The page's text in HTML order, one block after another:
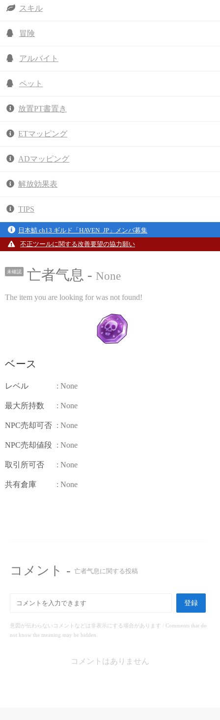
スキル
冒険
アルバイト
ペット
放置PT書置き
ETマッピング
ADマッピング
解放効果表
TIPS
日本鯖 ch13 ギルド「HAVEN_JP」メンバ募集
不正ツールに関する改善要望の協力願い
未確認 亡者气息 - None
The item you are looking for was not found!
ベース
レベル : None
最大所持数 : None
NPC売却可否 : None
NPC売却値段 : None
取引所可否 : None
共有倉庫 : None
コメント - 亡者气息に関する投稿
登録
意図が伝わらないコメントなどは非表示にする場合があります / Comments that do
not know the meaning may be hidden.
コメントはありません